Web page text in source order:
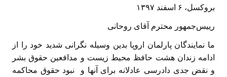
بروکسل، ۶ اسفند ۱۳۹۷
رییس‌جمهور محترم آقای روحانی
ما نمایندگان پارلمان اروپا بدین وسیله نگرانی شدید خود را از
ادامه‌ زندان هشت حافظ محیط زیست و مدافعین حقوق بشر
و نقض جدی دادرسی عادلانه برای آنها و نبود حقوق محاکمه